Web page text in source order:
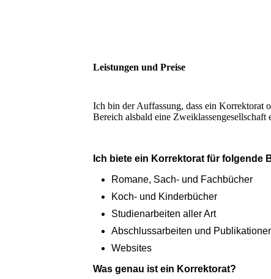
Leistungen und Preise
Ich bin der Auffassung, dass ein Korrektorat
Bereich alsbald eine
Ich biete ein Korrektorat für folgende
Romane, Sach- und Fachbücher
Koch- und Kinderbücher
Studienarbeiten aller Art
Abschlussarbeiten und
Websites
Was genau ist ein Korrektorat?